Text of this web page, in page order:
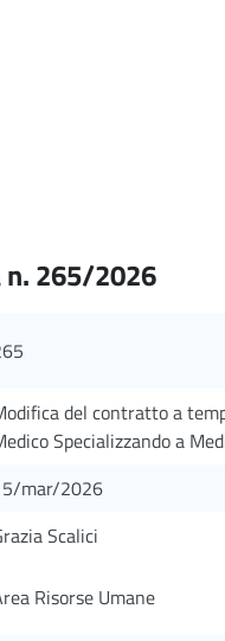
n. 265/2026
del contratto a
Specializzando a
mar/2026
Scalici
Risorse Umane